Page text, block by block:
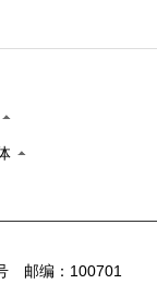
邮编：100701